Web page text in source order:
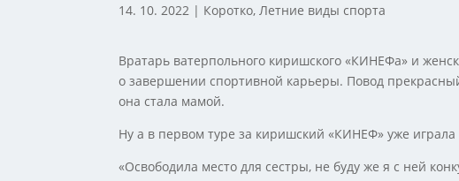
14. 10. 2022 | Коротко,Летние виды спорта
Вратарь ватерпольного киришского «КИНЕФа» и
о завершении спортивной карьеры. Повод
она стала мамой.
Ну а в первом туре за киришский «КИНЕФ» уже
«Освободила место для сестры, не буду же я с ней